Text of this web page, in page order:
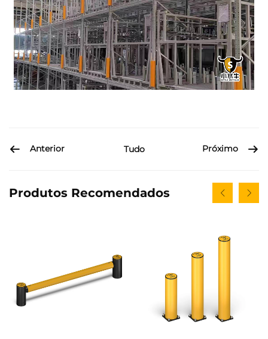
Anterior Tudo Próximo
Produtos Recomendados